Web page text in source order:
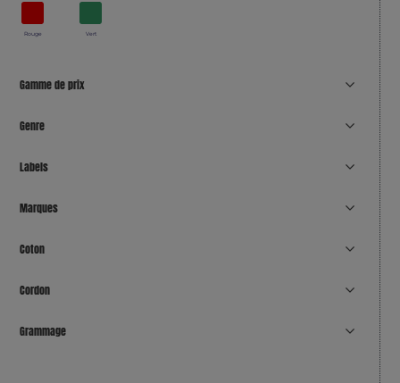
Rouge Vert
Gamme de prix
Genre
Labels
Marques
Coton
Cordon
Grammage